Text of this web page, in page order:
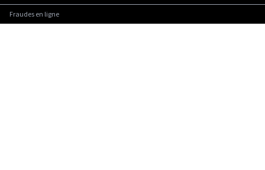
Fraudes en ligne